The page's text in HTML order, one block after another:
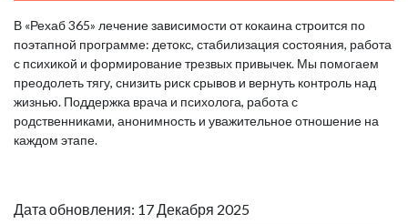
В «Рехаб 365» лечение зависимости от кокаина строится по
поэтапной программе: детокс, стабилизация состояния, работа
с психикой и формирование трезвых привычек. Мы помогаем
преодолеть тягу, снизить риск срывов и вернуть контроль над
жизнью. Поддержка врача и психолога, работа с
родственниками, анонимность и уважительное отношение на
каждом этапе.
Дата обновления: 17 Декабря 2025